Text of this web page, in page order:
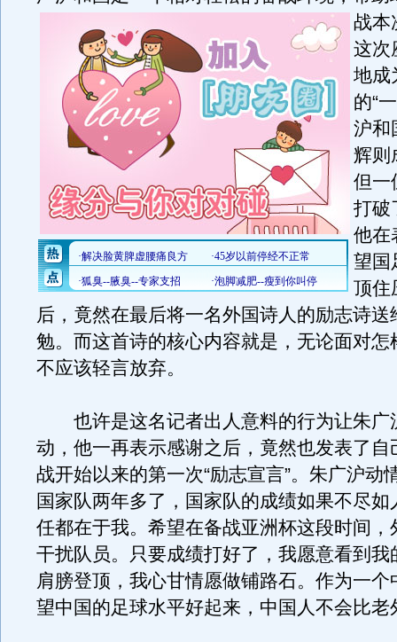
战本
这次
地成
的“
沪和
辉则
但一
打破
他在
望国
顶住
后，竟然在最后将一名外国诗人的励志诗送
勉。而这首诗的核心内容就是，无论面对怎
不应该轻言放弃。
也许是这名记者出人意料的行为让朱广
动，他一再表示感谢之后，竟然也发表了自
战开始以来的第一次“励志宣言”。朱广沪动
国家队两年多了，国家队的成绩如果不尽如
任都在于我。希望在备战亚洲杯这段时间，
干扰队员。只要成绩打好了，我愿意看到我
肩膀登顶，我心甘情愿做铺路石。作为一个
望中国的足球水平好起来，中国人不会比老